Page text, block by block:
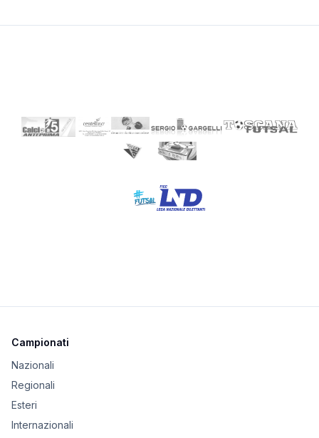
Campionati
Nazionali
Regionali
Esteri
Internazionali